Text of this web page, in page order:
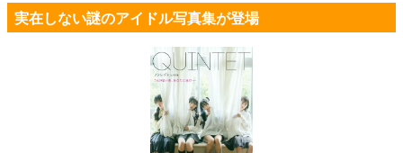
実在しない謎のアイドル写真集が登場